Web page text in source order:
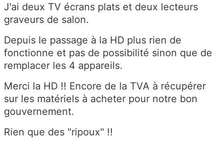
J'ai deux TV écrans plats et deux lecteurs
graveurs de salon.
Depuis le passage à la HD plus rien de
fonctionne et pas de possibilité sinon que de
remplacer les 4 appareils.
Merci la HD !! Encore de la TVA à récupérer
sur les matériels à acheter pour notre bon
gouvernement.
Rien que des "ripoux" !!